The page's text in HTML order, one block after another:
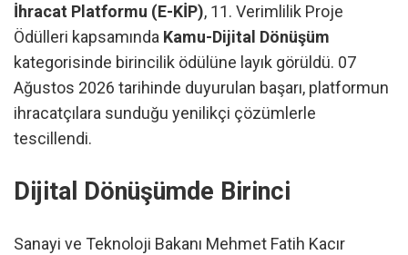
İhracat Platformu (E-KİP), 11. Verimlilik Proje
Ödülleri kapsamında Kamu-Dijital Dönüşüm
kategorisinde birincilik ödülüne layık görüldü. 07
Ağustos 2026 tarihinde duyurulan başarı, platformun
ihracatçılara sunduğu yenilikçi çözümlerle
tescillendi.
Dijital Dönüşümde Birinci
Sanayi ve Teknoloji Bakanı Mehmet Fatih Kacır